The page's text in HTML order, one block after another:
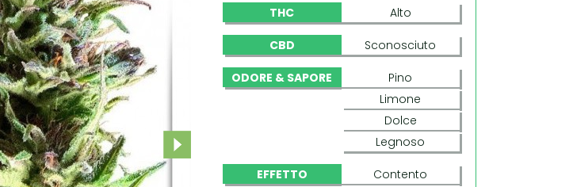
THC Alto
CBD Sconosciuto
ODORE & SAPORE
Pino
Limone
Dolce
Legnoso
EFFETTO
Contento